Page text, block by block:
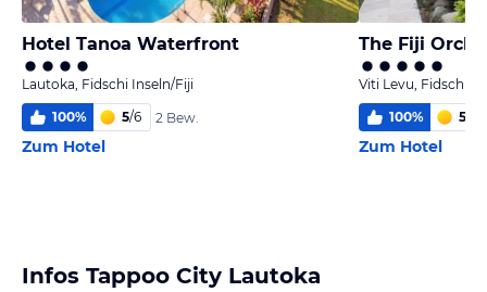
Hotel Tanoa Waterfront
Lautoka, Fidschi Inseln/Fiji
100% 5/6 2 Bew.
Zum Hotel
The Fiji
Viti Levu, Fidschi
100% 5,3
Zum Hotel
Infos Tappoo City Lautoka